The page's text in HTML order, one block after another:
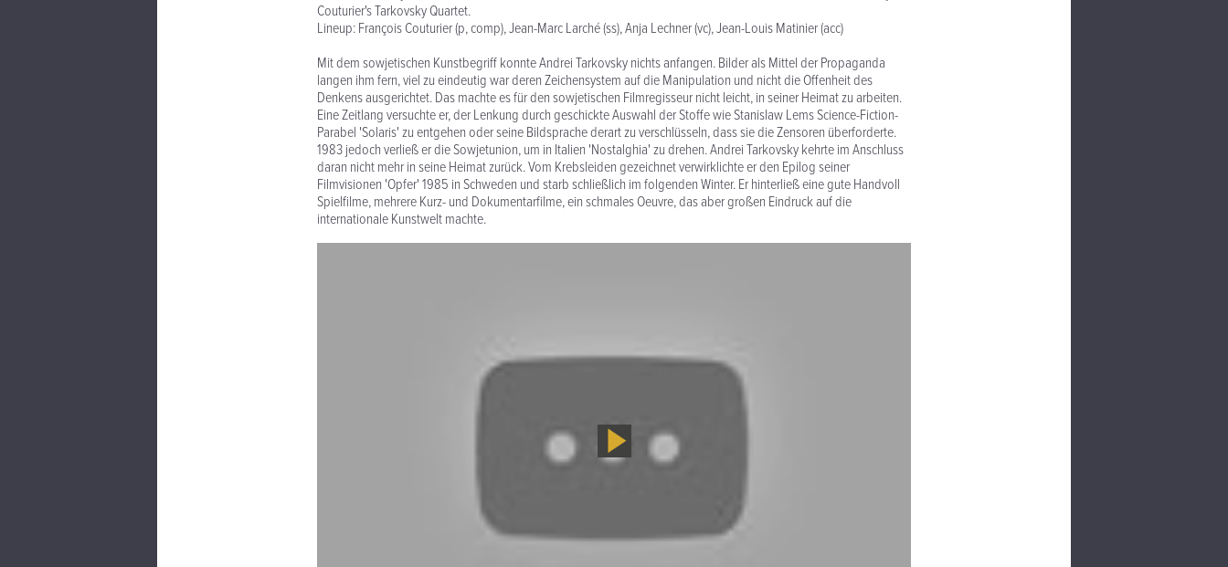
Couturier's Tarkovsky Quartet.
Lineup: François Couturier (p, comp), Jean-Marc Larché (ss), Anja Lechner (vc), Jean-Louis Matinier (acc)
Mit dem sowjetischen Kunstbegriff konnte Andrei Tarkovsky nichts anfangen. Bilder als Mittel der Propaganda
langen ihm fern, viel zu eindeutig war deren Zeichensystem auf die Manipulation und nicht die Offenheit des
Denkens ausgerichtet. Das machte es für den sowjetischen Filmregisseur nicht leicht, in seiner Heimat zu arbeiten.
Eine Zeitlang versuchte er, der Lenkung durch geschickte Auswahl der Stoffe wie Stanislaw Lems Science-Fiction-
Parabel 'Solaris' zu entgehen oder seine Bildsprache derart zu verschlüsseln, dass sie die Zensoren überforderte.
1983 jedoch verließ er die Sowjetunion, um in Italien 'Nostalghia' zu drehen. Andrei Tarkovsky kehrte im Anschluss
daran nicht mehr in seine Heimat zurück. Vom Krebsleiden gezeichnet verwirklichte er den Epilog seiner
Filmvisionen 'Opfer' 1985 in Schweden und starb schließlich im folgenden Winter. Er hinterließ eine gute Handvoll
Spielfilme, mehrere Kurz- und Dokumentarfilme, ein schmales Oeuvre, das aber großen Eindruck auf die
internationale Kunstwelt machte.